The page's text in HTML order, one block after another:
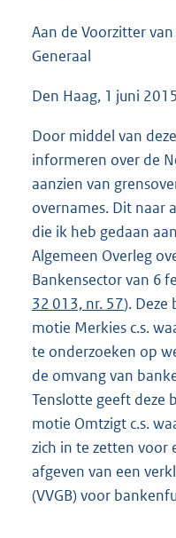
Aan de Voorzitter
Generaal
Den Haag, 1 juni 2015
Door middel van
informeren over de
aanzien van
overnames. Dit naar
die ik heb gedaan
Algemeen Overleg
Bankensector van 6
32 013, nr. 57). Deze
motie Merkies c.s.
te onderzoeken op
de omvang van
Tenslotte geeft deze
motie Omtzigt c.s.
zich in te zetten voor
afgeven van een
(VVGB) voor